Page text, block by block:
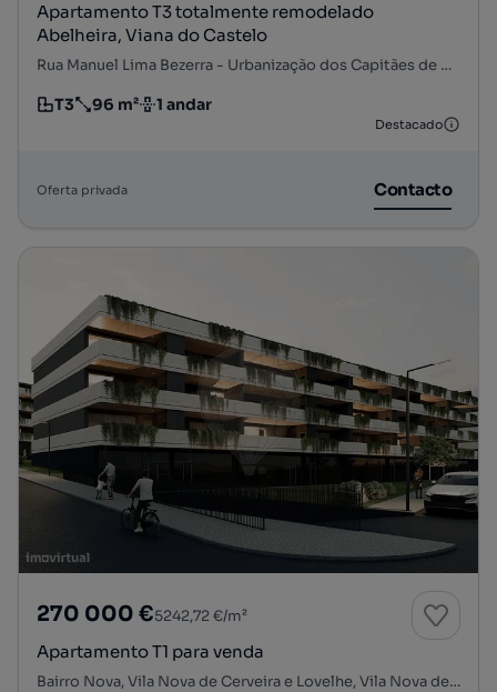
Apartamento T3 totalmente remodelado
Abelheira, Viana do Castelo
Rua Manuel Lima Bezerra - Urbanização dos Capitães de Abril, Santa Maria Maior e Monserrate e Meadela, Viana do Castelo, Viana do Castelo
Tipologia
T3
Preço por metro quadrado
96 m²
Andar 1 andar
Destacado
Oferta privada Contacto
270 000 €5242,72 €/m²
Apartamento T1 para venda
Bairro Nova, Vila Nova de Cerveira e Lovelhe, Vila Nova de Cerveira, Viana do Castelo